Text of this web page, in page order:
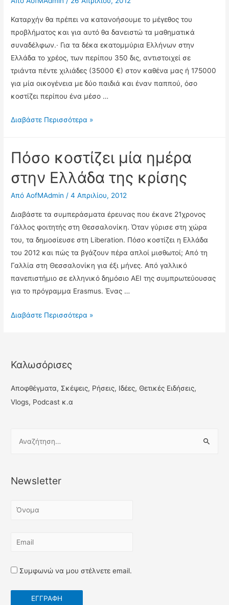
Καταρχήν θα πρέπει να κατανοήσουμε το μέγεθος του
προβλήματος και για αυτό θα δανειστώ τα μαθηματικά
συναδέλφων.· Για τα δέκα εκατομμύρια Ελλήνων στην
Ελλάδα το χρέος, των περίπου 350 δις, αντιστοιχεί σε
τριάντα πέντε χιλιάδες (35000 €) στον καθένα μας ή 175000
για μία οικογένεια με δύο παιδιά και έναν παππού, όσο
κοστίζει περίπου ένα μέσο …
Πως
ελληνικό
Διαβάστε Περισσότερα »
Πόσο κοστίζει μία ημέρα
στην Ελλάδα της κρίσης
Από AofMAdmin /4 Απριλίου, 2012
Διαβάστε τα συμπεράσματα έρευνας που έκανε 21χρονος
Γάλλος φοιτητής στη Θεσσαλονίκη. Όταν γύρισε στη χώρα
του, τα δημοσίευσε στη Liberation. Πόσο κοστίζει η Ελλάδα
του 2012 και πώς τα βγάζουν πέρα απλοί μισθωτοί; Από τη
Γαλλία στη Θεσσαλονίκη για έξι μήνες. Από γαλλικό
πανεπιστήμιο σε ελληνικό δημόσιο ΑΕΙ της συμπρωτεύουσας
για το πρόγραμμα Erasmus. Ένας …
Πόσο
στην
της
κρίσης
Διαβάστε Περισσότερα »
Καλωσόρισες
Αποφθέγματα, Σκέψεις, Ρήσεις, Ιδέες, Θετικές Ειδήσεις,
Vlogs, Podcast κ.α
ζ
ι
Newsletter
Συμφωνώ να μου στέλνετε email.